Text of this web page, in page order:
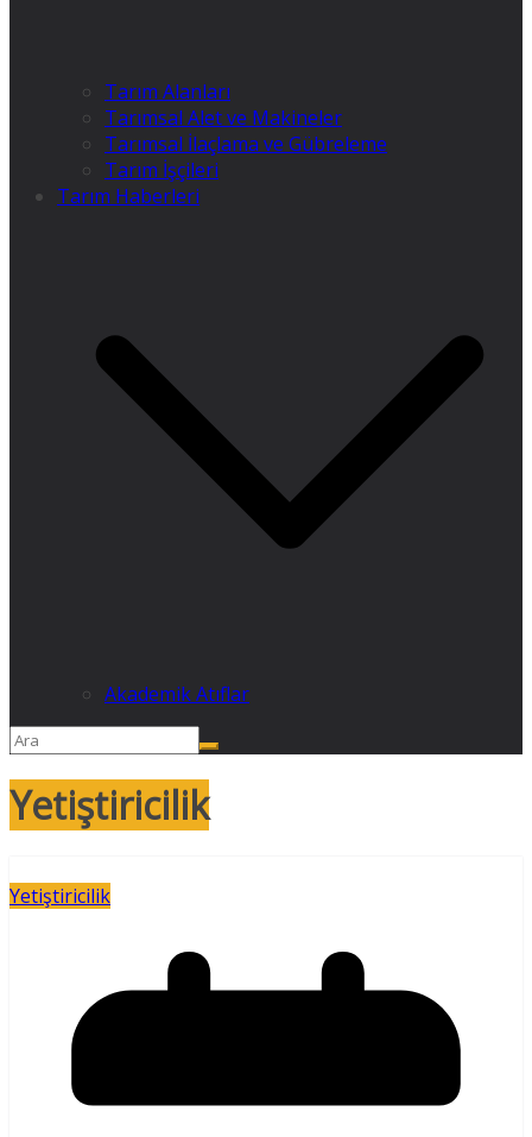
Tarım Alanları
Tarımsal Alet ve Makineler
Tarımsal İlaçlama ve Gübreleme
Tarım İşçileri
Tarım Haberleri
Akademik Atıflar
Yetiştiricilik
Yetiştiricilik